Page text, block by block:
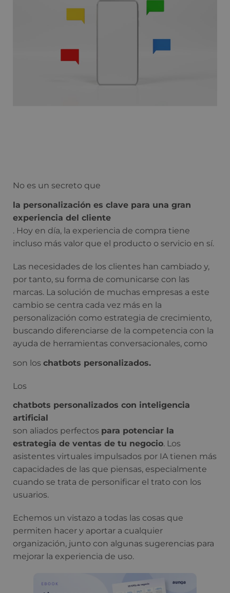
No es un secreto que
la personalización es clave para una gran
experiencia del cliente
. Hoy en día, la experiencia de compra tiene
incluso más valor que el producto o servicio en sí.
Las necesidades de los clientes han cambiado y,
por tanto, su forma de comunicarse con las
marcas. La solución de muchas empresas a este
cambio se centra cada vez más en la
personalización como estrategia de crecimiento,
buscando diferenciarse de la competencia con la
ayuda de herramientas conversacionales, como
son los chatbots personalizados.
Los
chatbots personalizados con inteligencia
artificial
son aliados perfectos para potenciar la
estrategia de ventas de tu negocio. Los
asistentes virtuales impulsados ​​por IA tienen más
capacidades de las que piensas, especialmente
cuando se trata de personificar el trato con los
usuarios.
Echemos un vistazo a todas las cosas que
permiten hacer y aportar a cualquier
organización, junto con algunas sugerencias para
mejorar la experiencia de uso.